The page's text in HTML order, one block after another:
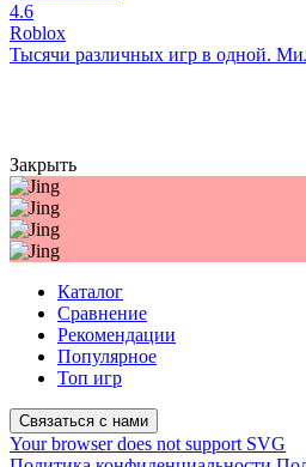
4.6
Roblox
Тысячи различных игр в одной.
Закрыть
Каталог
Сравнение
Рекомендации
Популярное
Топ игр
Связаться с нами
Your browser does not support SVG